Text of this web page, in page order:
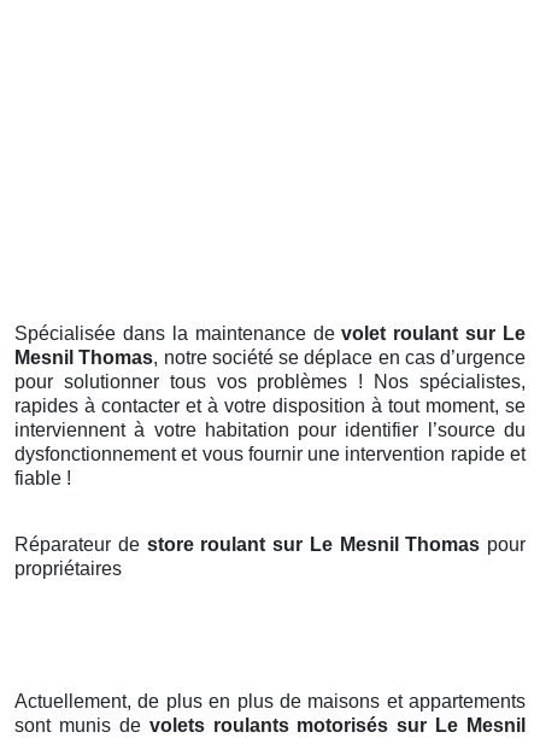
Spécialisée dans la maintenance devolet roulant sur Le
Mesnil Thomas, notre société se déplace en cas d’urgence
pour solutionner tous vos problèmes ! Nos spécialistes,
rapides à contacter et à votre disposition à tout moment, se
interviennent à votre habitation pour identifier l’source du
dysfonctionnement et vous fournir une intervention rapide et
fiable !
Réparateur de store roulant sur Le Mesnil Thomas pour
propriétaires
Actuellement, de plus en plus de maisons et appartements
sont munis de volets roulants motorisés sur Le Mesnil